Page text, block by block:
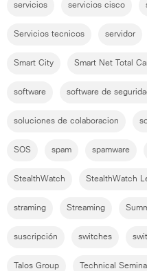
servicios servicios cisco
Servicios tecnicos servidor
Smart City Smart Net Total
software software de
soluciones de colaboracion
SOS spam spamware
StealthWatch StealthWatch
straming Streaming
suscripción switches
Talos Group Technical